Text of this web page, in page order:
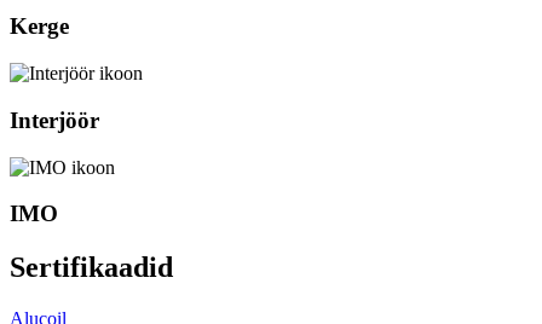
Kerge
Interjöör
IMO
Sertifikaadid
Alucoil